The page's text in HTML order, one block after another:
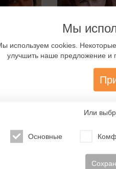
Мы
используем cookies.
улучшить наше предложение и
Или
Основные